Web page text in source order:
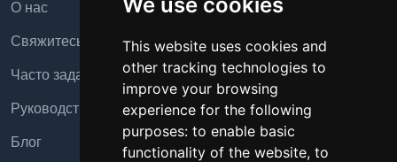
This website uses cookies and
other tracking technologies to
improve your browsing
experience for the following
purposes: to enable basic
functionality of the website, to
О нас
Свяжитесь с нами
Часто задаваемые вопросы
Руководство
Блог